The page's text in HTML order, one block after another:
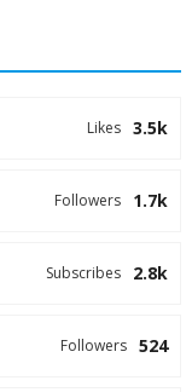
3.5k
Likes
1.7k
Followers
2.8k
Subscribes
524
Followers